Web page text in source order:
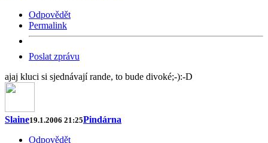
Odpovědět
Permalink
Poslat zprávu
ajaj kluci si sjednávají rande, to bude divoké;-):-D
Slaine19.1.2006 21:25Pindárna
Odpovědět